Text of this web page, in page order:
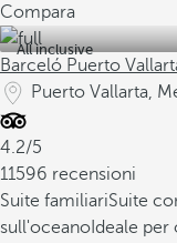
Compara
All inclusive
Barceló Puerto
Puerto Vallarta,
4.2/5
11596 recensioni
Suite familiariSuite
sull'oceano Ideale